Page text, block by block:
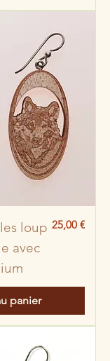
loup
avec
Prix
25,00 €
panier